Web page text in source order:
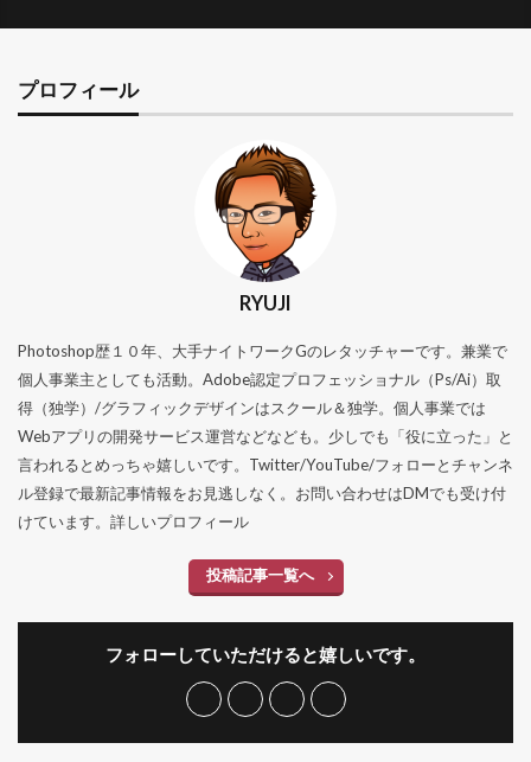
プロフィール
RYUJI
Photoshop歴１０年、大手ナイトワークGのレタッチャーです。兼業で
個人事業主としても活動。Adobe認定プロフェッショナル（Ps/Ai）取
得（独学）/グラフィックデザインはスクール＆独学。個人事業では
Webアプリの開発サービス運営などなども。少しでも「役に立った」と
言われるとめっちゃ嬉しいです。Twitter/YouTube/フォローとチャンネ
ル登録で最新記事情報をお見逃しなく。お問い合わせはDMでも受け付
けています。 詳しいプロフィール
投稿記事一覧へ
フォローしていただけると嬉しいです。